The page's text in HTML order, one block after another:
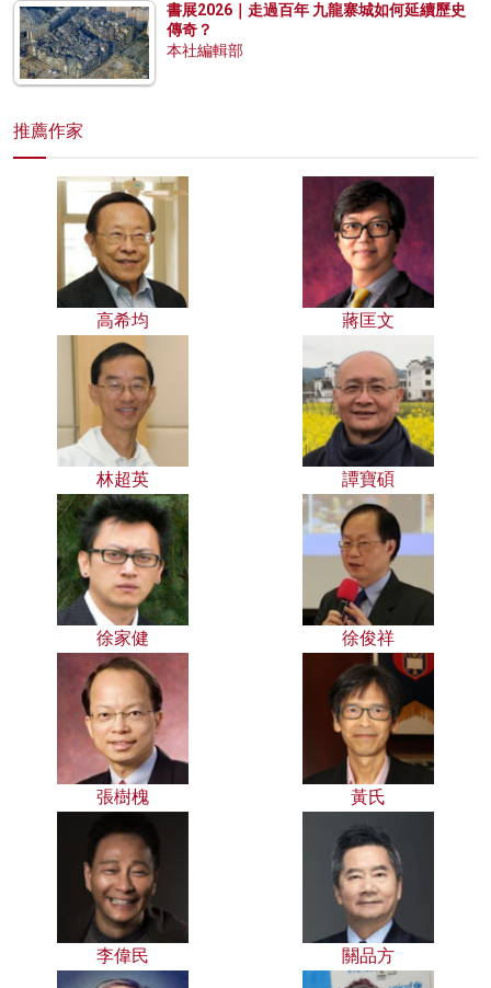
書展2026｜走過百年 九龍寨城如何延續歷史
傳奇？
本社編輯部
推薦作家
高希均 蔣匡文
林超英 譚寶碩
徐家健 徐俊祥
張樹槐 黃氏
李偉民 關品方